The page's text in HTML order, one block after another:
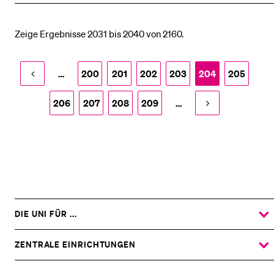
Zeige Ergebnisse 2031 bis 2040 von 2160.
… 200 201 202 203 204 205
206 207 208 209 …
DIE UNI FÜR ...
ZEIGE
DAS
UNTERMENÜ
ZENTRALE EINRICHTUNGEN
ZEIGE
DAS